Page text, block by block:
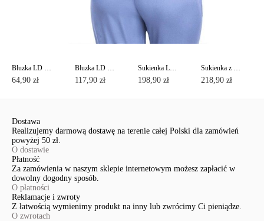
Bluzka LD 498
64,90 zł
Bluzka LD 478
117,90 zł
Sukienka LPL 523
198,90 zł
Sukienka z koronkową wstawką i kieszeniami po bokach LPL 530
218,90 zł
Dostawa
Realizujemy darmową dostawę na terenie całej Polski dla zamówień
powyżej 50 zł.
O dostawie
Płatność
Za zamówienia w naszym sklepie internetowym możesz zapłacić w
dowolny dogodny sposób.
O płatności
Reklamacje i zwroty
Z łatwością wymienimy produkt na inny lub zwrócimy Ci pieniądze.
O zwrotach